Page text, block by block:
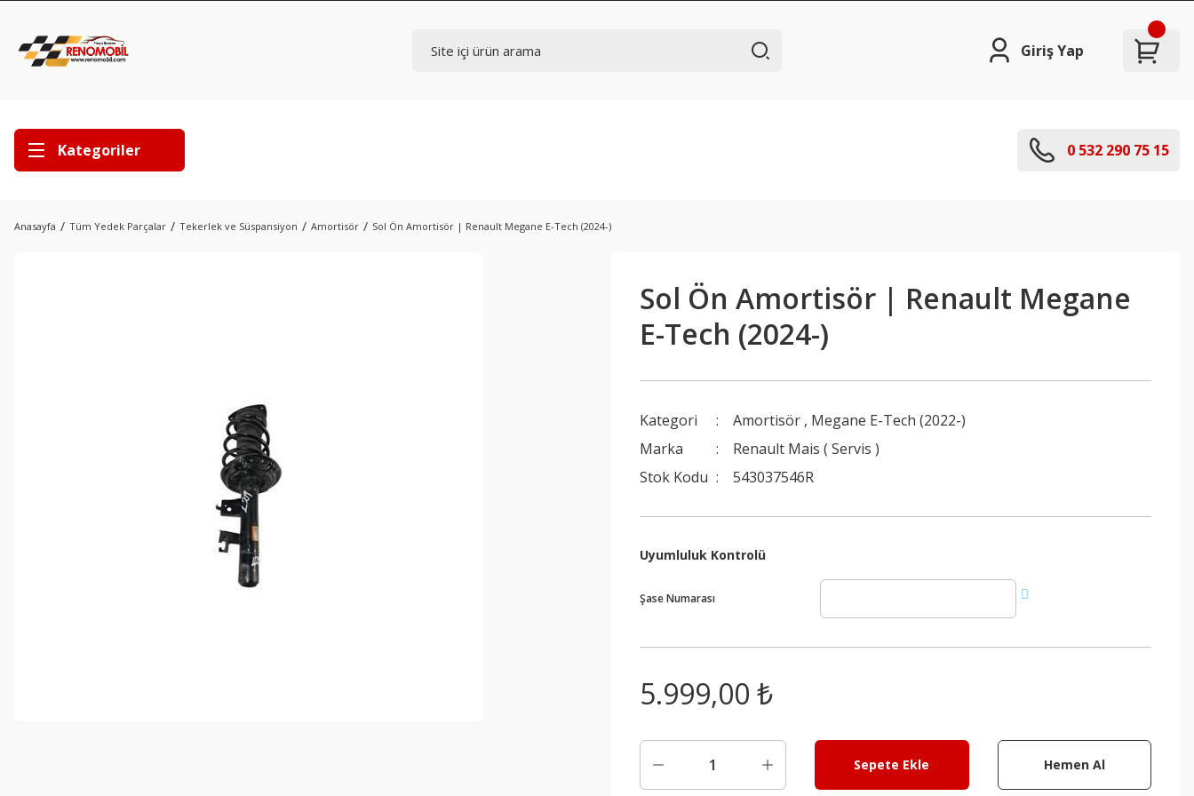
Giriş Yap
Kategoriler 0 532 290 75 15
Anasayfa Tüm Yedek Parçalar Tekerlek ve Süspansiyon Amortisör Sol Ön Amortisör | Renault Megane E-Tech (2024-)
Sol Ön Amortisör | Renault Megane
E-Tech (2024-)
Kategori Amortisör , Megane E-Tech (2022-)
Marka
Renault Mais ( Servis )
Stok Kodu
543037546R
Uyumluluk Kontrolü
Şase Numarası
5.999,00 ₺
Sepete Ekle Hemen Al